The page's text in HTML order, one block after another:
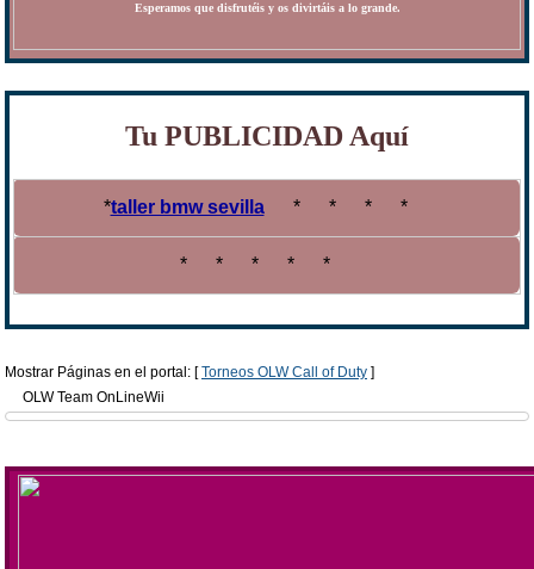
Esperamos que disfrutéis y os divirtáis a lo grande.
Tu PUBLICIDAD Aquí
*taller bmw sevilla****
* * * * *
Mostrar Páginas en el portal: [Torneos OLW Call of Duty ]
OLW Team OnLineWii